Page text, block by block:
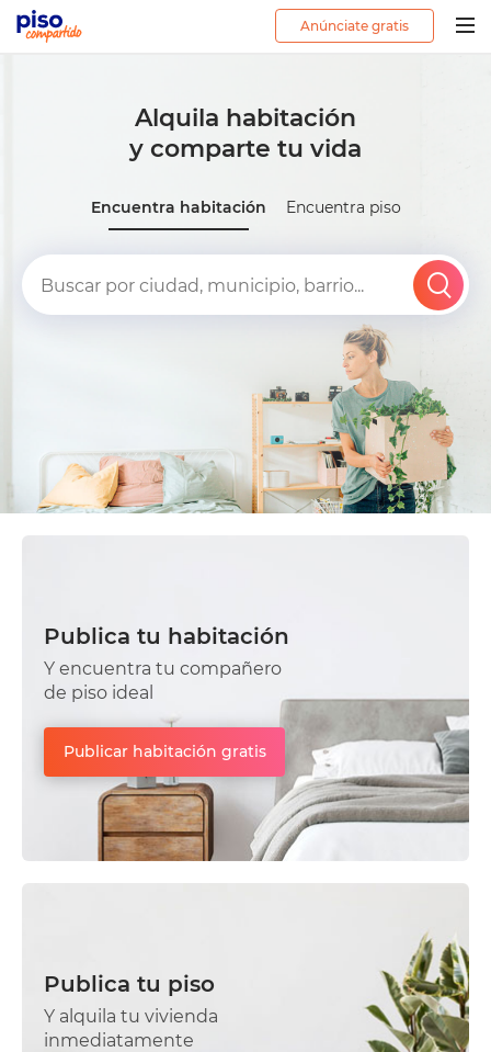
Anúnciate gratis
Alquila habitación
y comparte tu vida
Encuentra habitación Encuentra piso
Publica tu habitación
Y encuentra tu compañero
de piso ideal
Publicar habitación gratis
Publica tu piso
Y alquila tu vivienda
inmediatamente